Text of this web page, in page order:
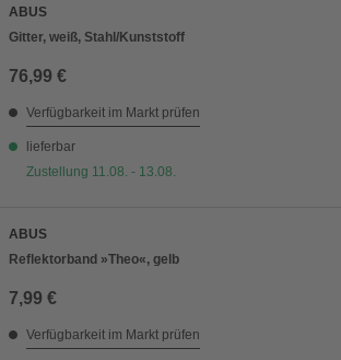
ABUS
Gitter, weiß, Stahl/Kunststoff
76,99 €
Verfügbarkeit im Markt prüfen
lieferbar
Zustellung 11.08. - 13.08.
ABUS
Reflektorband »Theo«, gelb
7,99 €
Verfügbarkeit im Markt prüfen